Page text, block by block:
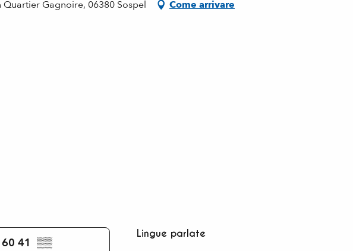
Gagnoire, 06380 Sospel Come arrivare
41 ▒▒
Lingue parlate
Lingue parlate